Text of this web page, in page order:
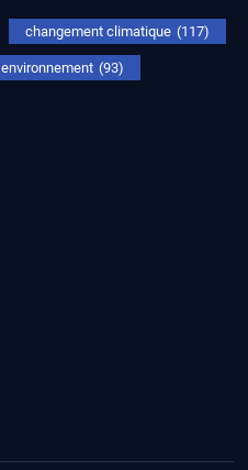
changement climatique (117)
environnement (93)